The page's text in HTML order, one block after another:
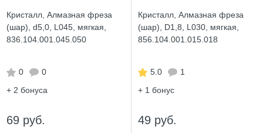
Кристалл, Алмазная фреза
(шар), d5,0, L045, мягкая,
836.104.001.045.050
0
0
+ 2 бонуса
69 руб.
Кристалл, Алмазная фреза
(шар), D1,8, L030, мягкая,
856.104.001.015.018
5.0
1
+ 1 бонус
49 руб.